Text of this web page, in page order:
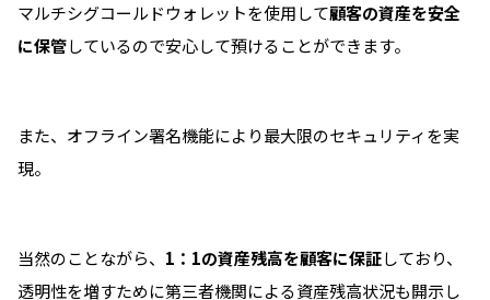
マルチシグコールドウォレットを使用して顧客の資産を安全
に保管しているので安心して預けることができます。
また、オフライン署名機能により最大限のセキュリティを実
現。
当然のことながら、 1：1の資産残高を顧客に保証しており、
透明性を増すために第三者機関による資産残高状況も開示し